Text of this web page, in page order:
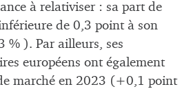
à relativiser : sa part de
de 0,3 point à son
% ). Par ailleurs, ses
européens ont également
marché en 2023 (+0,1 point